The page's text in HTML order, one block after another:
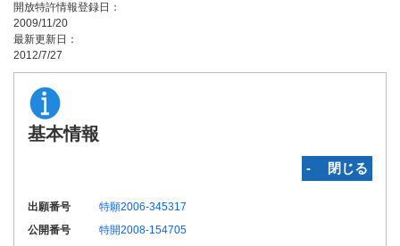
開放特許情報登録日：
2009/11/20
最新更新日：
2012/7/27
基本情報
‐ 閉じる
出願番号
特願2006-345317
公開番号
特開2008-154705